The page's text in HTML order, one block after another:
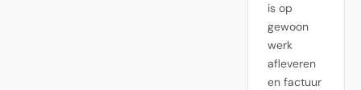
is op
gewoon
werk
afleveren
en factuur